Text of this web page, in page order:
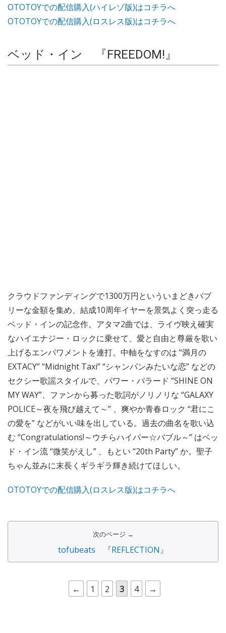
OTOTOYでの配信購入(ハイレゾ版)はコチラへ
OTOTOYでの配信購入(ロスレス版)はコチラへ
ベッド・イン 『FREEDOM!』
クラウドファンディングで1300万円といういまどきバブ
リーな金額を集め、結成10周年イヤーを景気よく突っ走る
ベッド・インの記念作。アタマ2曲では、ライヴ映え確実
なハイエナジー・ロックに乗せて、愛と自由と尊厳を歌い
上げるエンパワメントを連打。中軸をなすのは “満月の
EXTACY” “Midnight Taxi” “シャンパンみたいな恋” などの
セクシー歌謡スタイルで、パワー・バラード “SHINE ON
MY WAY”、ファンから募った歌詞がノリノリな “GALAXY
POLICE～夜を飛び越えて～” 、爽やか青春ロック “君にこ
の愛を” などがいい味を出している。過去の曲名を歌い込
む “Congratulations!～ウチらハイパー☆バブル～” はベッ
ド・イン流 “微笑がえし” 、もとい “20th Party” か。聖子
ちゃん並みに末長くギラギラ輝き続けてほしい。
OTOTOYでの配信購入(ロスレス版)はコチラへ
次のページ →
tofubeats 『REFLECTION』
← 1 2 3 4 →